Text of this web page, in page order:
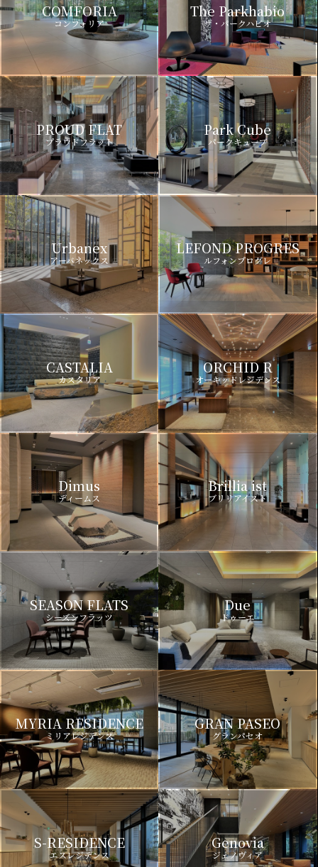
COMFORIA
コンフォリア
The Parkhabio
ザ・パークハビオ
PROUD FLAT
プラウドフラット
Park Cube
パークキューブ
Urbanex
アーバネックス
LEFOND PROGRES
ルフォンプログレ
CASTALIA
カスタリア
ORCHID R
オーキッドレジデンス
Dimus
ディームス
Brillia ist
ブリリアイスト
SEASON FLATS
シーズンフラッツ
Due
ドゥーエ
MYRIA RESIDENCE
ミリアレジデンス
GRAN PASEO
グランパセオ
S-RESIDENCE
エスレジデンス
Genovia
ジェノヴィア